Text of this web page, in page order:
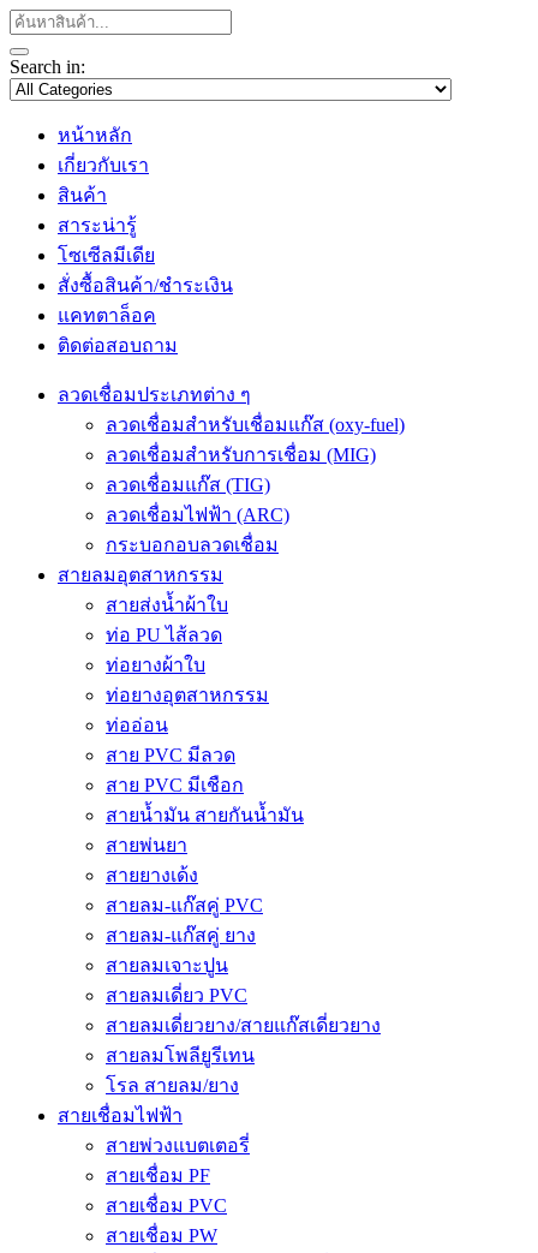
Search in:
หน้าหลัก
เกี่ยวกับเรา
สินค้า
สาระน่ารู้
โซเซีลมีเดีย
สั่งซื้อสินค้า/ชำระเงิน
แคทตาล็อค
ติดต่อสอบถาม
ลวดเชื่อมประเภทต่าง ๆ
ลวดเชื่อมสำหรับเชื่อมแก๊ส (oxy-fuel)
ลวดเชื่อมสำหรับการเชื่อม (MIG)
ลวดเชื่อมแก๊ส (TIG)
ลวดเชื่อมไฟฟ้า (ARC)
กระบอกอบลวดเชื่อม
สายลมอุตสาหกรรม
สายส่งน้ำผ้าใบ
ท่อ PU ไส้ลวด
ท่อยางผ้าใบ
ท่อยางอุตสาหกรรม
ท่ออ่อน
สาย PVC มีลวด
สาย PVC มีเชือก
สายน้ำมัน สายกันน้ำมัน
สายพ่นยา
สายยางเด้ง
สายลม-แก๊สคู่ PVC
สายลม-แก๊สคู่ ยาง
สายลมเจาะปูน
สายลมเดี่ยว PVC
สายลมเดี่ยวยาง/สายแก๊สเดี่ยวยาง
สายลมโพลียูรีเทน
โรล สายลม/ยาง
สายเชื่อมไฟฟ้า
สายพ่วงแบตเตอรี่
สายเชื่อม PF
สายเชื่อม PVC
สายเชื่อม PW